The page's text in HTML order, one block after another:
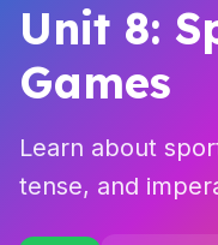
Unit 8:
Games
Learn about
tense, and